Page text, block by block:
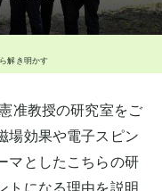
解き明かす
准教授の研究室をご
場効果や電子スピン
マとしたこちらの研
トになる理由を説明